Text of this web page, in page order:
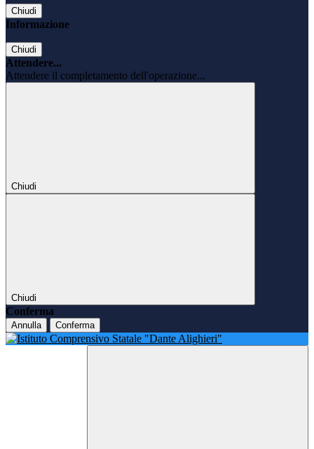
Chiudi
Informazione
Chiudi
Attendere...
Attendere il completamento dell'operazione...
Chiudi
Chiudi
Conferma
Annulla Conferma